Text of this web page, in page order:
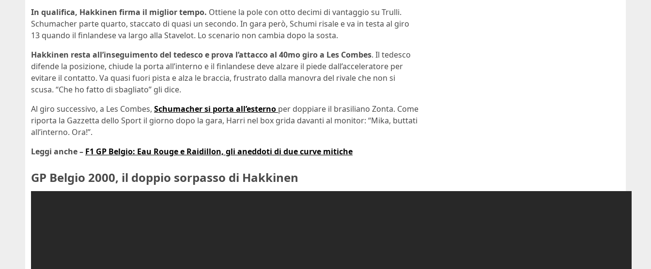
In qualifica, Hakkinen firma il miglior tempo. Ottiene la pole con otto decimi di vantaggio su Trulli.
Schumacher parte quarto, staccato di quasi un secondo. In gara però, Schumi risale e va in testa al giro
13 quando il finlandese va largo alla Stavelot. Lo scenario non cambia dopo la sosta.
Hakkinen resta all’inseguimento del tedesco e prova l’attacco al 40mo giro a Les Combes. Il tedesco
difende la posizione, chiude la porta all’interno e il finlandese deve alzare il piede dall’acceleratore per
evitare il contatto. Va quasi fuori pista e alza le braccia, frustrato dalla manovra del rivale che non si
scusa. “Che ho fatto di sbagliato” gli dice.
Al giro successivo, a Les Combes, Schumacher si porta all’esterno per doppiare il brasiliano Zonta. Come
riporta la Gazzetta dello Sport il giorno dopo la gara, Harri nel box grida davanti al monitor: “Mika, buttati
all’interno. Ora!”.
Leggi anche – F1 GP Belgio: Eau Rouge e Raidillon, gli aneddoti di due curve mitiche
GP Belgio 2000, il doppio sorpasso di Hakkinen